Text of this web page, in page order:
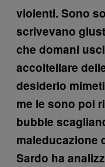
violenti. Sono
scrivevano
che domani
accoltellare
desiderio
me le sono poi
bubble
maleducazione
Sardo ha